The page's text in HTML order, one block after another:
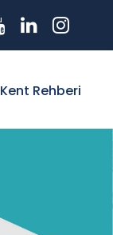
Kent Rehberi